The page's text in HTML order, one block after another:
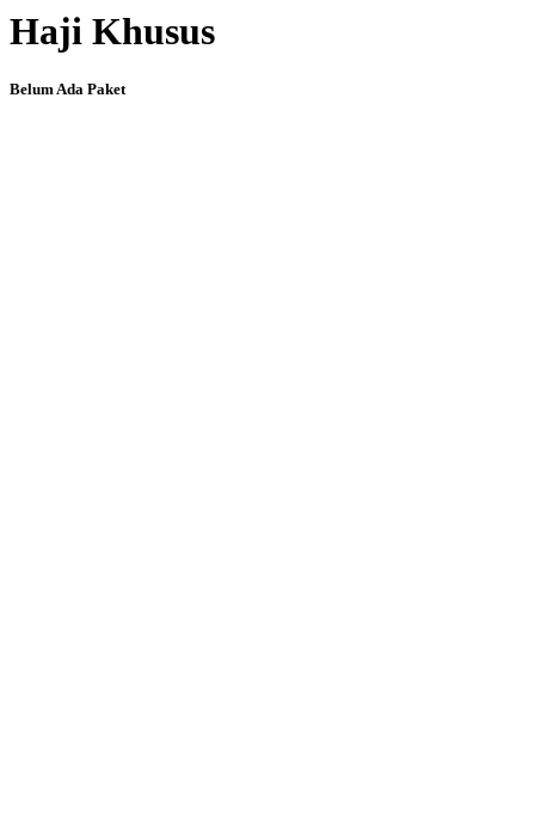
Haji Khusus
Belum Ada Paket